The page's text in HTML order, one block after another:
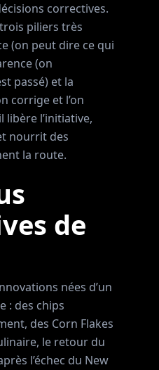
correctives.
piliers très
(on peut dire ce qui
(on
passé) et la
corrige et l’on
libère l’initiative,
nourrit des
la route.
de
nées d’un
: des chips
des Corn Flakes
le retour du
l’échec du New